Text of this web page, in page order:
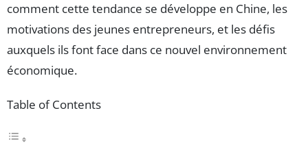
comment cette tendance se développe en Chine, les
motivations des jeunes entrepreneurs, et les défis
auxquels ils font face dans ce nouvel environnement
économique.
Table of Contents